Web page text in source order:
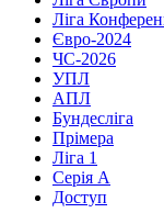
Ліга
Євро-2024
ЧС-2026
УПЛ
АПЛ
Бундесліга
Прімера
Ліга 1
Серія А
Доступ